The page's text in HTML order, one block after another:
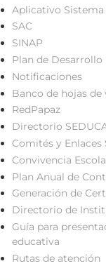
Aplicativo
SAC
SINAP
Plan de Desarrollo
Notificaciones
Banco de hojas
RedPapaz
Directorio
Comités y Enlaces
Convivencia
Plan Anual de
Generación de
Directorio de
Guía para
educativa
Rutas de atención